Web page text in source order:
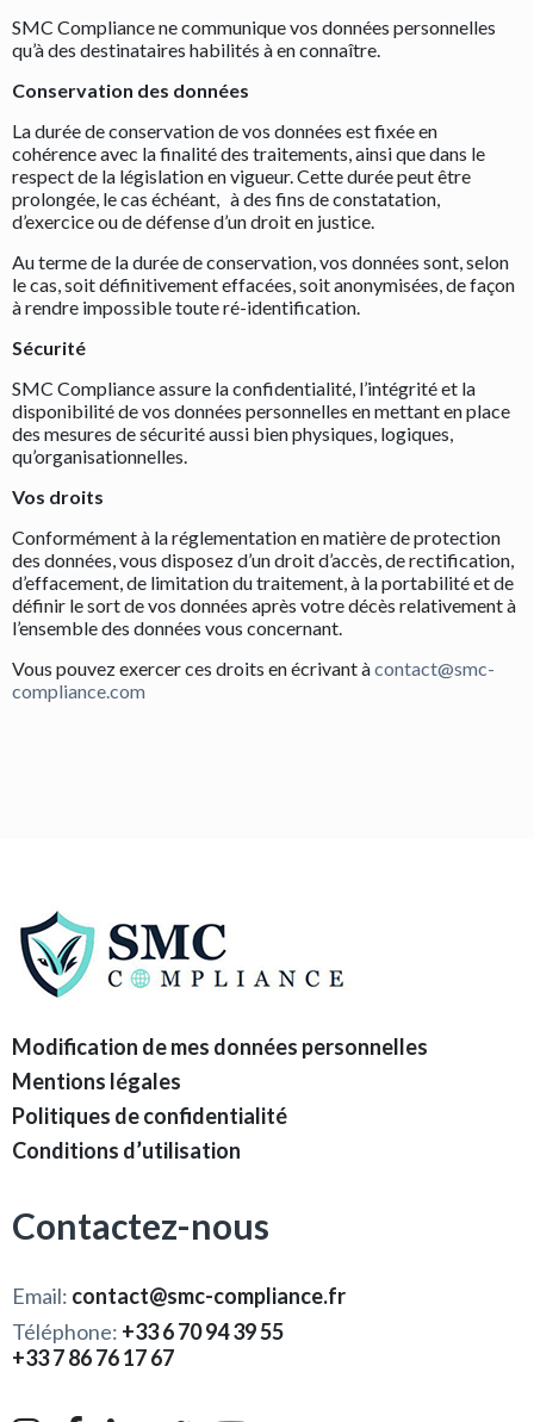
SMC Compliance ne communique vos données personnelles
qu’à des destinataires habilités à en connaître.
Conservation des données
La durée de conservation de vos données est fixée en
cohérence avec la finalité des traitements, ainsi que dans le
respect de la législation en vigueur. Cette durée peut être
prolongée, le cas échéant, à des fins de constatation,
d’exercice ou de défense d’un droit en justice.
Au terme de la durée de conservation, vos données sont, selon
le cas, soit définitivement effacées, soit anonymisées, de façon
à rendre impossible toute ré-identification.
Sécurité
SMC Compliance assure la confidentialité, l’intégrité et la
disponibilité de vos données personnelles en mettant en place
des mesures de sécurité aussi bien physiques, logiques,
qu’organisationnelles.
Vos droits
Conformément à la réglementation en matière de protection
des données, vous disposez d’un droit d’accès, de rectification,
d’effacement, de limitation du traitement, à la portabilité et de
définir le sort de vos données après votre décès relativement à
l’ensemble des données vous concernant.
Vous pouvez exercer ces droits en écrivant àcontact@smc-
compliance.com
Modification de mes données personnelles
Mentions légales
Politiques de confidentialité
Conditions d’utilisation
Contactez-nous
Email: contact@smc-compliance.fr
Téléphone: +33 6 70 94 39 55
+33 7 86 76 17 67